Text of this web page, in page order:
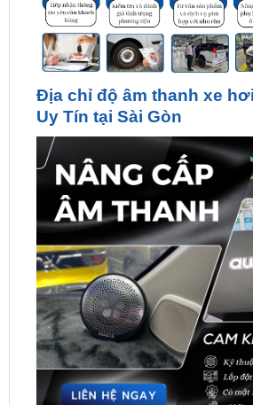
Địa chỉ độ âm thanh xe
Uy Tín tại Sài Gòn